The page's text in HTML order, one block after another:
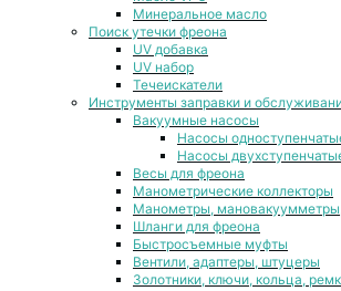
Минеральное масло
Поиск утечки фреона
UV добавка
UV набор
Течеискатели
Инструменты заправки и
Вакуумные насосы
Насосы
Насосы
Весы для фреона
Манометрические коллекторы
Манометры,
Шланги для фреона
Быстросъемные муфты
Вентили, адаптеры, штуцеры
Золотники, ключи, кольца,